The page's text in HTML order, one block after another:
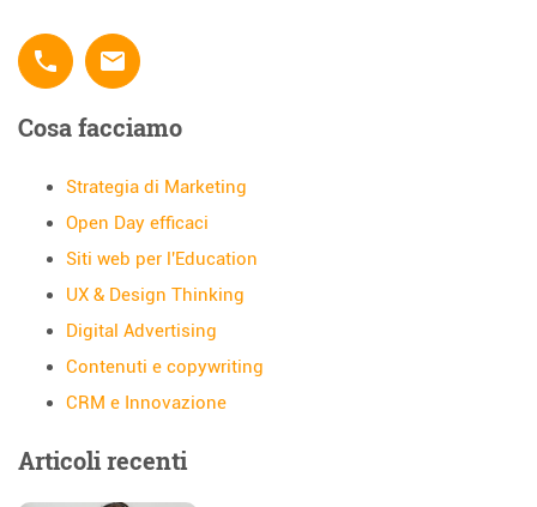
phone email
Cosa facciamo
Strategia di Marketing
Open Day efficaci
Siti web per l'Education
UX & Design Thinking
Digital Advertising
Contenuti e copywriting
CRM e Innovazione
Articoli recenti